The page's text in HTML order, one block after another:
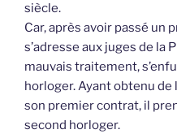
siècle.
Car, après avoir passé un
s’adresse aux juges de la
mauvais traitement,
horloger. Ayant obtenu
son premier contrat, il
second horloger.